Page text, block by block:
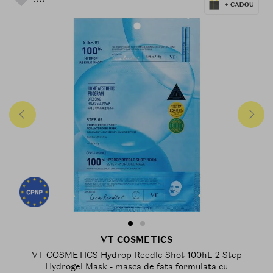
VT COSMETICS
VT COSMETICS Hydrop Reedle Shot 100hL 2 Step
Hydrogel Mask - masca de fata formulata cu